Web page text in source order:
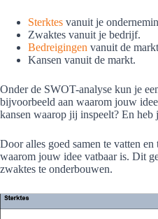
Sterktes vanuit je
Zwaktes vanuit je bedrijf.
Bedreigingen vanuit de
Kansen vanuit de markt.
Onder de SWOT-analyse kun je
bijvoorbeeld aan waarom jouw
kansen waarop jij inspeelt? En
Door alles goed samen te vatten
waarom jouw idee vatbaar is. Dit
zwaktes te onderbouwen.